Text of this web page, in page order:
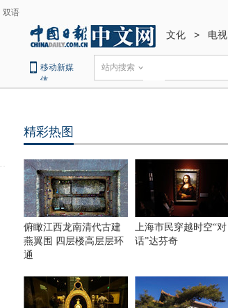
双语
文化 > 电视
移动新媒
体
站内搜索
精彩热图
俯瞰江西龙南清代古建
燕翼围 四层楼高层层环
通
上海市民穿越时空“对
话”达芬奇